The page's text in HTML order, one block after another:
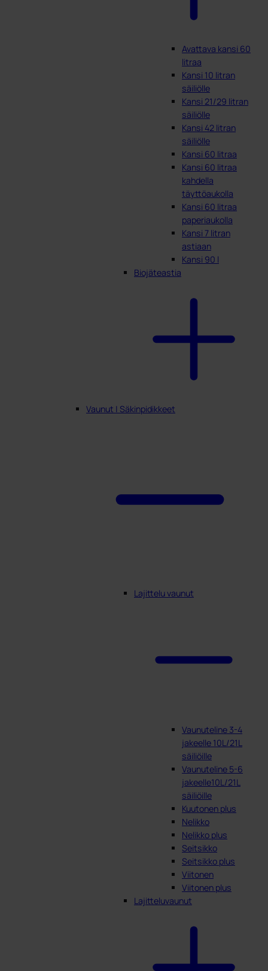
Avattava kansi 60
litraa
Kansi 10 litran
säiliölle
Kansi 21/29 litran
säiliölle
Kansi 42 litran
säiliölle
Kansi 60 litraa
Kansi 60 litraa
kahdella
täyttöaukolla
Kansi 60 litraa
paperiaukolla
Kansi 7 litran
astiaan
Kansi 90 l
Biojäteastia
Vaunut | Säkinpidikkeet
Lajittelu vaunut
Vaunuteline 3-4
jakeelle 10L/21L
säiliöille
Vaunuteline 5-6
jakeelle10L/21L
säiliöille
Kuutonen plus
Nelikko
Nelikko plus
Seitsikko
Seitsikko plus
Viitonen
Viitonen plus
Lajitteluvaunut